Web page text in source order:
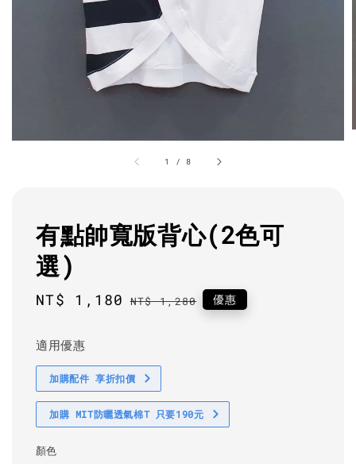
1 / 8
有點帥寬版背心(2色可
選)
Sale
NT$ 1,180 Regular
NT$ 1,280 優惠
適用優惠
加購配件 享折扣價
加購 MIT防曬透氣棉T 只要190元
顏色